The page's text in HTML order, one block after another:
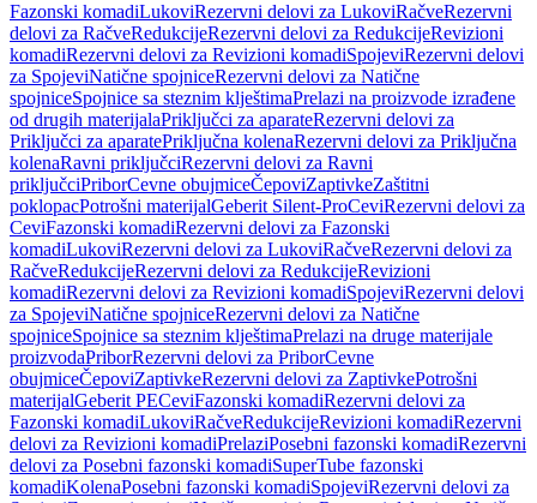
Fazonski komadiLukoviRezervni delovi za LukoviRačveRezervni
delovi za RačveRedukcijeRezervni delovi za RedukcijeRevizioni
komadiRezervni delovi za Revizioni komadiSpojeviRezervni delovi
za SpojeviNatične spojniceRezervni delovi za Natične
spojniceSpojnice sa steznim klještimaPrelazi na proizvode izrađene
od drugih materijalaPriključci za aparateRezervni delovi za
Priključci za aparatePriključna kolenaRezervni delovi za Priključna
kolenaRavni priključciRezervni delovi za Ravni
priključciPriborCevne obujmiceČepoviZaptivkeZaštitni
poklopacPotrošni materijalGeberit Silent-ProCeviRezervni delovi za
CeviFazonski komadiRezervni delovi za Fazonski
komadiLukoviRezervni delovi za LukoviRačveRezervni delovi za
RačveRedukcijeRezervni delovi za RedukcijeRevizioni
komadiRezervni delovi za Revizioni komadiSpojeviRezervni delovi
za SpojeviNatične spojniceRezervni delovi za Natične
spojniceSpojnice sa steznim klještimaPrelazi na druge materijale
proizvodaPriborRezervni delovi za PriborCevne
obujmiceČepoviZaptivkeRezervni delovi za ZaptivkePotrošni
materijalGeberit PECeviFazonski komadiRezervni delovi za
Fazonski komadiLukoviRačveRedukcijeRevizioni komadiRezervni
delovi za Revizioni komadiPrelaziPosebni fazonski komadiRezervni
delovi za Posebni fazonski komadiSuperTube fazonski
komadiKolenaPosebni fazonski komadiSpojeviRezervni delovi za